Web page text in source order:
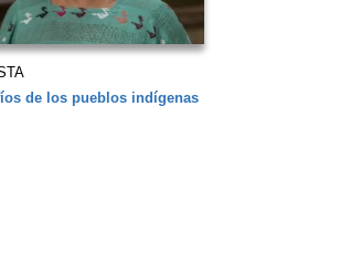
de los pueblos indígenas